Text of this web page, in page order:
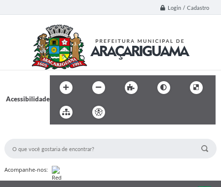
Login / Cadastro
Acessibilidade
Acompanhe-nos: